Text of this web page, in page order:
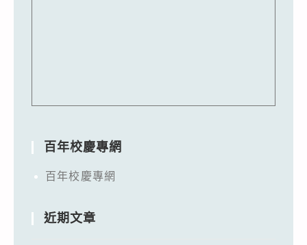
百年校慶專網
百年校慶專網
近期文章